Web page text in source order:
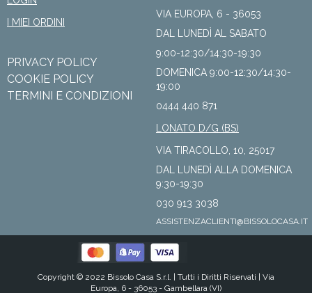
I MIEI ORDINI
PRIVACY POLICY
COOKIE POLICY
TERMINI E CONDIZIONI
VIA EUROPA, 6 - 36053
DAL LUNEDÌ AL SABATO
9:00-12:30/14:30-19:30
DOMENICA 9:00-12:30/14:30-
19:00
0444 440 871
LONATO D/G (BS)
VIA TIRACOLLO, 10, 25017
DAL LUNEDÌ ALLA DOMENICA
9:30-19:30
030 913 3038
ASSISTENZACLIENTI@BISSOLOCASA.IT
Copyright © 2022 Bissolo Casa S.r.l. | Tutti i Diritti Riservati | Via
Europa, 6 - 36053 - Gambellara (VI)